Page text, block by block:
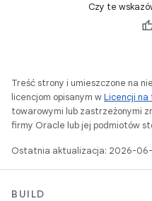
Czy te
Treść strony i umieszczone na
licencjom opisanym wLicencji na
towarowymi lub zastrzeżonymi
firmy Oracle lub jej podmiotów
Ostatnia aktualizacja: 2026-06-
BUILD